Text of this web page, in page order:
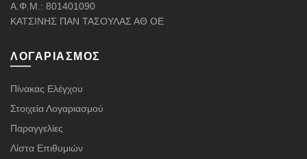
Α.Φ.Μ.: 801401090
ΚΑΤΣΙΝΗΣ ΠΑΝ ΤΑΣΟΥΛΑΣ ΑΘ ΟΕ
ΛΟΓΑΡΙΑΣΜΌΣ
Πίνακας Ελέγχου
Στοιχεία Λογαριασμού
Παραγγελίες
Λίστα Επιθυμιών